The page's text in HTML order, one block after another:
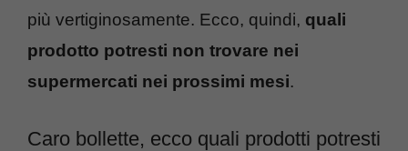
più vertiginosamente. Ecco, quindi, quali
prodotto potresti non trovare nei
supermercati nei prossimi mesi.
Caro bollette, ecco quali prodotti potresti